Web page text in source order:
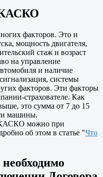
КАСКО
факторов. Это и
мощность двигателя,
стаж и возраст
на управление
и наличие
системы
факторов. Эти факторы
страхователе. Как
это сумма от 7 до 15
машины.
КАСКО можно при
об этом в статье "Что